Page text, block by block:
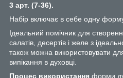
3 арт. (7-36).
Набір включає в себе одну
Ідеальний помічник для
салатів, десертів і желе з
також можна використовувати
випікання в духовці.
Процес використання форми